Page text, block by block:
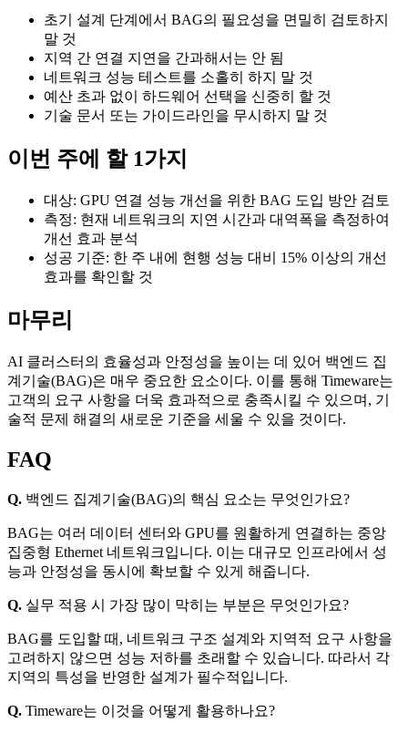
초기 설계 단계에서 BAG의 필요성을 면밀히 검토하지
말 것
지역 간 연결 지연을 간과해서는 안 됨
네트워크 성능 테스트를 소홀히 하지 말 것
예산 초과 없이 하드웨어 선택을 신중히 할 것
기술 문서 또는 가이드라인을 무시하지 말 것
이번 주에 할 1가지
대상: GPU 연결 성능 개선을 위한 BAG 도입 방안 검토
측정: 현재 네트워크의 지연 시간과 대역폭을 측정하여
개선 효과 분석
성공 기준: 한 주 내에 현행 성능 대비 15% 이상의 개선
효과를 확인할 것
마무리
AI 클러스터의 효율성과 안정성을 높이는 데 있어 백엔드 집
계기술(BAG)은 매우 중요한 요소이다. 이를 통해 Timeware는
고객의 요구 사항을 더욱 효과적으로 충족시킬 수 있으며, 기
술적 문제 해결의 새로운 기준을 세울 수 있을 것이다.
FAQ
Q. 백엔드 집계기술(BAG)의 핵심 요소는 무엇인가요?
BAG는 여러 데이터 센터와 GPU를 원활하게 연결하는 중앙
집중형 Ethernet 네트워크입니다. 이는 대규모 인프라에서 성
능과 안정성을 동시에 확보할 수 있게 해줍니다.
Q. 실무 적용 시 가장 많이 막히는 부분은 무엇인가요?
BAG를 도입할 때, 네트워크 구조 설계와 지역적 요구 사항을
고려하지 않으면 성능 저하를 초래할 수 있습니다. 따라서 각
지역의 특성을 반영한 설계가 필수적입니다.
Q. Timeware는 이것을 어떻게 활용하나요?